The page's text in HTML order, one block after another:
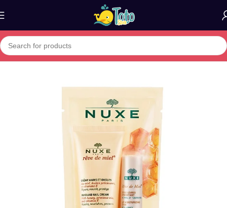
Home»Boutique»NUXE crème mains ongles – soin nourrissant +